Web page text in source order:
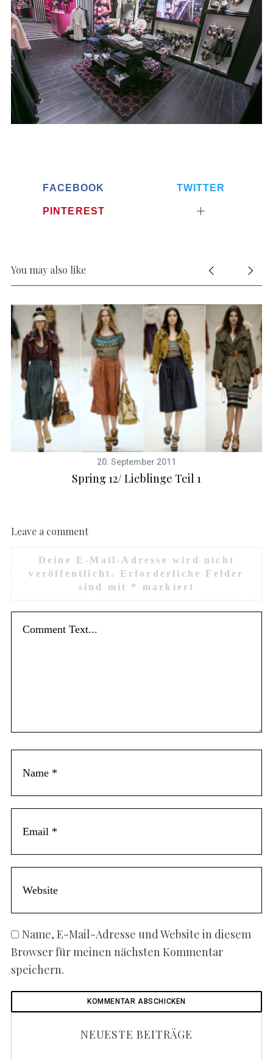
FACEBOOK TWITTER
PINTEREST
You may also like
20. September 2011
Spring 12/ Lieblinge Teil 1
Leave a comment
Deine E-Mail-Adresse wird nicht
veröffentlicht.
Erforderliche Felder
sind mit * markiert
Name, E-Mail-Adresse und Website in diesem
Browser für meinen nächsten Kommentar
speichern.
NEUESTE BEITRÄGE
o
r
: